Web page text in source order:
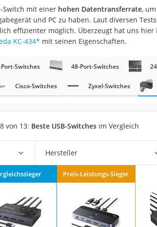
Powerstation mit Solarpanel
Gaming-PC
17-Zoll-Laptop
Satellitenschüssel
Gaming-Headset
Tablets unter 200 Euro
Lichtwecker
Acer Aspire
Switch mit einer hohen Datentransferrate,
und PC zu haben. Laut diversen
effizienter möglich. Überzeugt hat uns hier
KC-434* mit seinen Eigenschaften.
Port-Switches 48-Port-Switches
Cisco-Switches Zyxel-Switches
von 13: Beste USB-Switches im Vergleich
Hersteller
Preis-Leistungs-Sieger